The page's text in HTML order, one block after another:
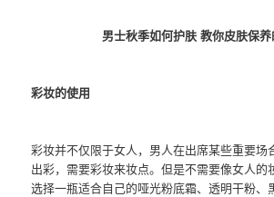
男士秋季如何护肤 教你皮肤保
彩妆的使用
彩妆并不仅限于女人，男人在出席某些重要场
出彩，需要彩妆来妆点。但是不需要像女人的
选择一瓶适合自己的哑光粉底霜、透明干粉、